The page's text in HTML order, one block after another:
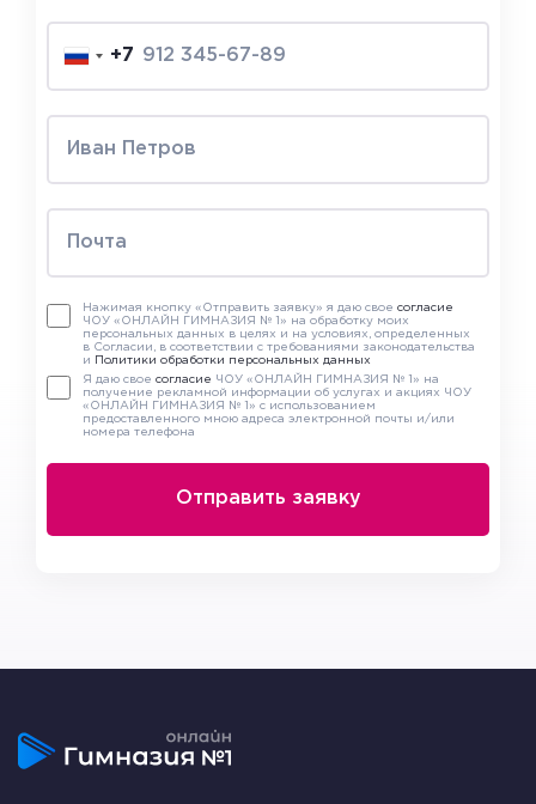
+7
Нажимая кнопку «Отправить заявку» я даю свое согласие
ЧОУ «ОНЛАЙН ГИМНАЗИЯ № 1» на обработку моих
персональных данных в целях и на условиях, определенных
в Согласии, в соответствии с требованиями законодательства
и
Политики обработки персональных данных
Я даю свое согласие ЧОУ «ОНЛАЙН ГИМНАЗИЯ № 1» на
получение рекламной информации об услугах и акциях ЧОУ
«ОНЛАЙН ГИМНАЗИЯ № 1» с использованием
предоставленного мною адреса электронной почты и/или
номера телефона